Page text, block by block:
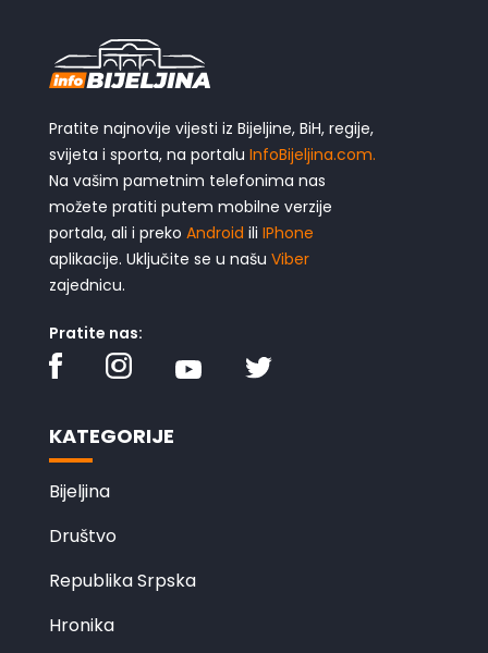
Pratite najnovije vijesti iz Bijeljine, BiH, regije,
svijeta i sporta, na portalu InfoBijeljina.com.
Na vašim pametnim telefonima nas
možete pratiti putem mobilne verzije
portala, ali i preko Android ili IPhone
aplikacije. Uključite se u našu Viber
zajednicu.
Pratite nas:
KATEGORIJE
Bijeljina
Društvo
Republika Srpska
Hronika